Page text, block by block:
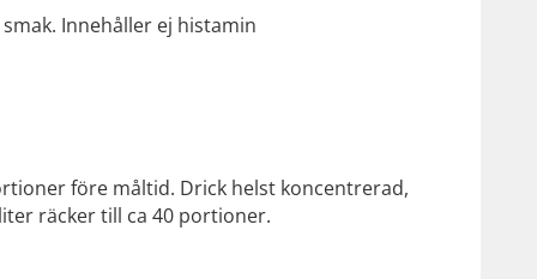
Innehåller ej histamin
före måltid. Drick helst koncentrerad,
räcker till ca 40 portioner.